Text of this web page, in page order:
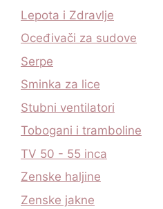
Lepota i Zdravlje
Oceđivači za sudove
Serpe
Sminka za lice
Stubni ventilatori
Tobogani i tramboline
TV 50 - 55 inca
Zenske haljine
Zenske jakne